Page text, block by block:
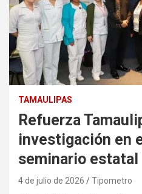
TAMAULIPAS
Refuerza
investigación en
seminario estatal
4 de julio de 2026 Tipometro